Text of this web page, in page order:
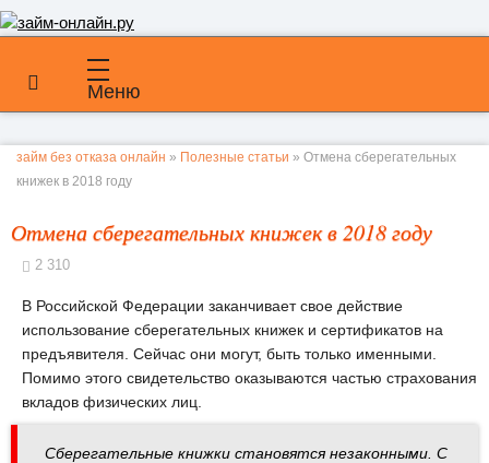
Меню
займ без отказа онлайн » Полезные статьи » Отмена сберегательных
книжек в 2018 году
Отмена сберегательных книжек в 2018 году
2 310
В Российской Федерации заканчивает свое действие
использование сберегательных книжек и сертификатов на
предъявителя. Сейчас они могут, быть только именными.
Помимо этого свидетельство оказываются частью страхования
вкладов физических лиц.
Сберегательные книжки становятся незаконными. С